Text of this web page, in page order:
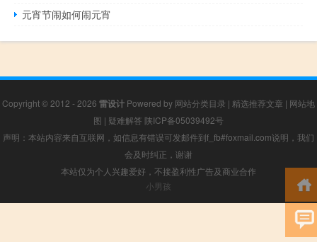
元宵节闹如何闹元宵
Copyright © 2012 - 2026 雷设计 Powered by 网站分类目录 | 精选推荐文章 | 网站地
图 | 疑难解答 陕ICP备05039492号
声明：本站内容来自互联网，如信息有错误可发邮件到f_fb#foxmail.com说明，我们
会及时纠正，谢谢
本站仅为个人兴趣爱好，不接盈利性广告及商业合作
小男孩